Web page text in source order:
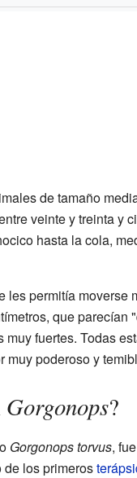
de tamaño
veinte y treinta y
hasta la cola,
les permitía moverse
que parecían
fuertes. Todas
muy poderoso y
Gorgonops?
Gorgonops torvus,
de los primeros